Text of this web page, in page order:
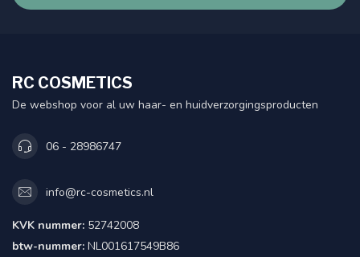
RC COSMETICS
De webshop voor al uw haar- en huidverzorgingsproducten
06 - 28986747
info@rc-cosmetics.nl
KVK nummer: 52742008
btw-nummer: NL001617549B86